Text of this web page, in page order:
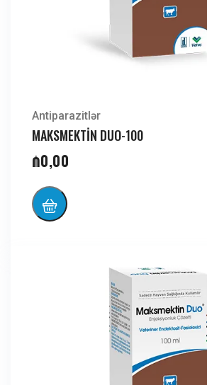
Antiparazitlər
MAKSMEKTİN DUO-100
₼0,00